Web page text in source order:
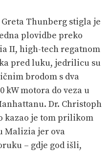
Thunberg stigla je
plovidbe preko
II, high-tech regatnom
pred luku, jedrilicu su
brodom s dva
kW motora do veza u
Dr. Christoph
kazao je tom prilikom
Malizia jer ova
– gdje god išli,